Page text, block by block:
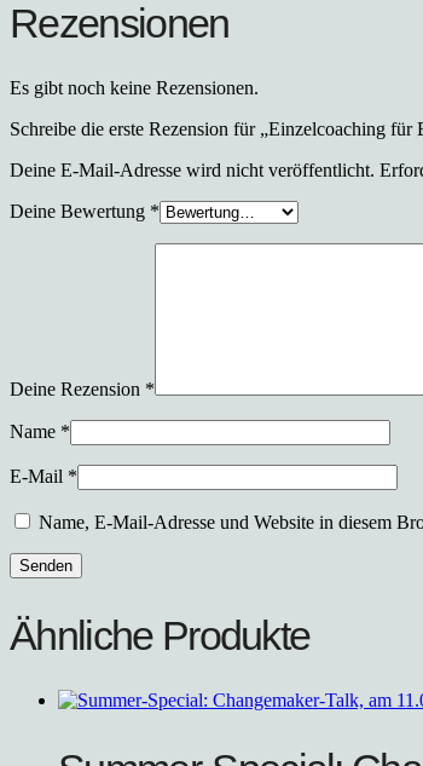
Rezensionen
Es gibt noch keine Rezensionen.
Schreibe die erste Rezension für „Einzelcoaching für
Deine E-Mail-Adresse wird nicht veröffentlicht.
Deine Bewertung *
Deine Rezension *
Name *
E-Mail *
Name, E-Mail-Adresse und Website in diesem
Ähnliche Produkte